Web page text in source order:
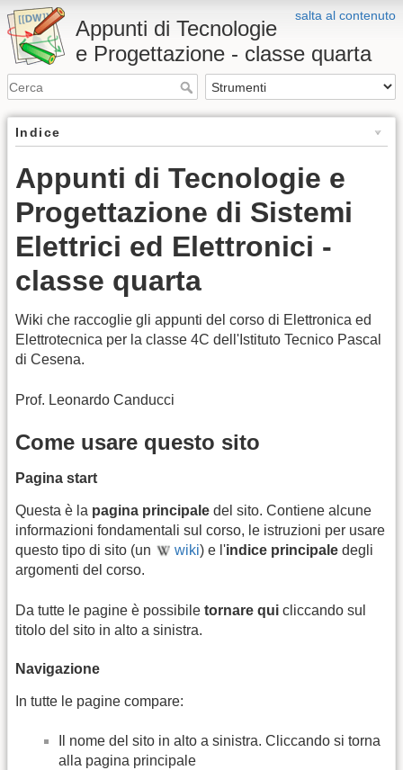
salta al contenuto
Appunti di Tecnologie
e Progettazione - classe quarta
Indice
Appunti di Tecnologie e
Progettazione di Sistemi
Elettrici ed Elettronici -
classe quarta
Wiki che raccoglie gli appunti del corso di Elettronica ed
Elettrotecnica per la classe 4C dell'Istituto Tecnico Pascal
di Cesena.
Prof. Leonardo Canducci
Come usare questo sito
Pagina start
Questa è la pagina principale del sito. Contiene alcune
informazioni fondamentali sul corso, le istruzioni per usare
questo tipo di sito (un
wiki) e l'indice principale degli
argomenti del corso.
Da tutte le pagine è possibile tornare qui cliccando sul
titolo del sito in alto a sinistra.
Navigazione
In tutte le pagine compare:
Il nome del sito in alto a sinistra. Cliccando si torna
alla pagina principale